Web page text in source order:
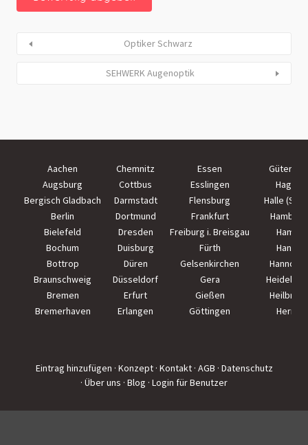
Optiker Schwarz
SEHWERK Augenoptik
Aachen Chemnitz Essen
Augsburg
Cottbus Esslingen
Hagen
Bergisch Gladbach
Darmstadt Flensburg
Halle
Berlin
Dortmund Frankfurt
Hamburg
Bielefeld
Dresden Freiburg i. Breisgau
Hamm
Bochum
Duisburg Fürth
Hanau
Bottrop
Düren Gelsenkirchen
Hannover
Braunschweig
Düsseldorf Gera
Bremen
Erfurt Gießen
Heilbronn
Bremerhaven
Erlangen Göttingen Herne
Eintrag hinzufügen · Konzept · Kontakt · AGB · Datenschutz
· Über uns · Blog · Login für Benutzer